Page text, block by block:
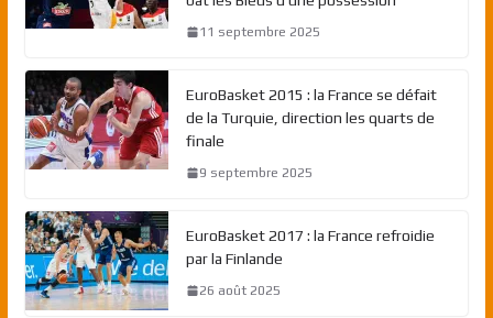
11 septembre 2025
EuroBasket 2015 : la France se défait
de la Turquie, direction les quarts de
finale
9 septembre 2025
EuroBasket 2017 : la France refroidie
par la Finlande
26 août 2025